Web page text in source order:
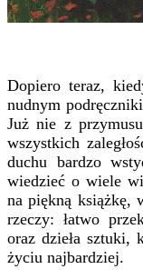
Dopiero teraz,
nudnym
Już nie z
wszystkich
duchu bardzo
wiedzieć o wiele
na piękną książkę,
rzeczy: łatwo
oraz dzieła sztuki,
życiu najbardziej.